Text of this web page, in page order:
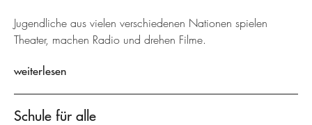
Jugendliche aus vielen verschiedenen Nationen spielen
Theater, machen Radio und drehen Filme.
weiterlesen
Schule für alle